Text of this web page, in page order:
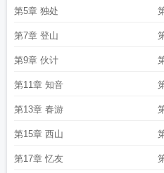
第5章 独处
第7章 登山
第9章 伙计
第11章 知音
第13章 春游
第15章 西山
第17章 忆友